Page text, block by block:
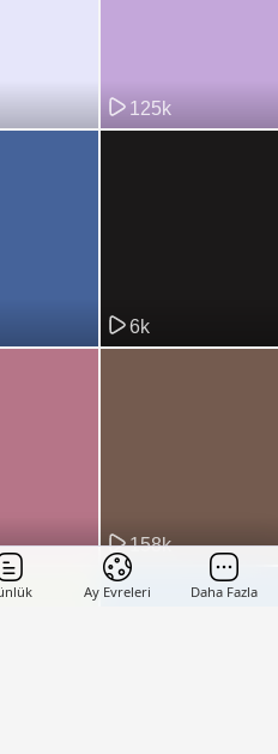
125k
6k
158k
Ay Evreleri Daha Fazla